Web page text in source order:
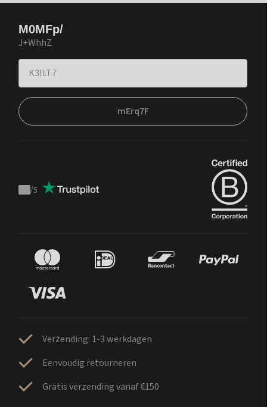
M0MFp/
J+WhhZ
mErq7F
Trustpilot
/5
Verzending: 1-3 werkdagen
Eenvoudig retourneren
Gratis verzending vanaf €150